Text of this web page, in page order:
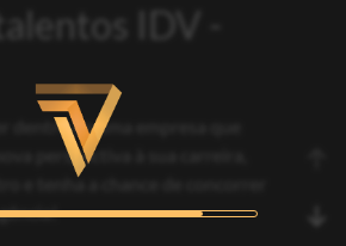
IDV -
dentro de uma empresa que
perspectiva à sua carreira,
e tenha a chance de concorrer